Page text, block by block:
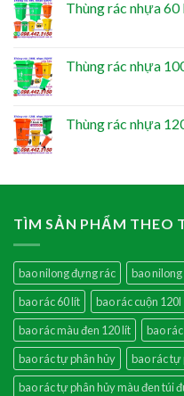
Thùng rác nhựa
Thùng rác nhựa
Thùng rác nhựa
TÌM SẢN PHẨM THEO
bao nilong đựng rác bao
bao rác 60 lít
bao rác cuộn 120l
bao rác màu đen 120 lít
bao
bao rác tự phân hủy
bao rác tự
bao rác tự phân hủy màu đen túi